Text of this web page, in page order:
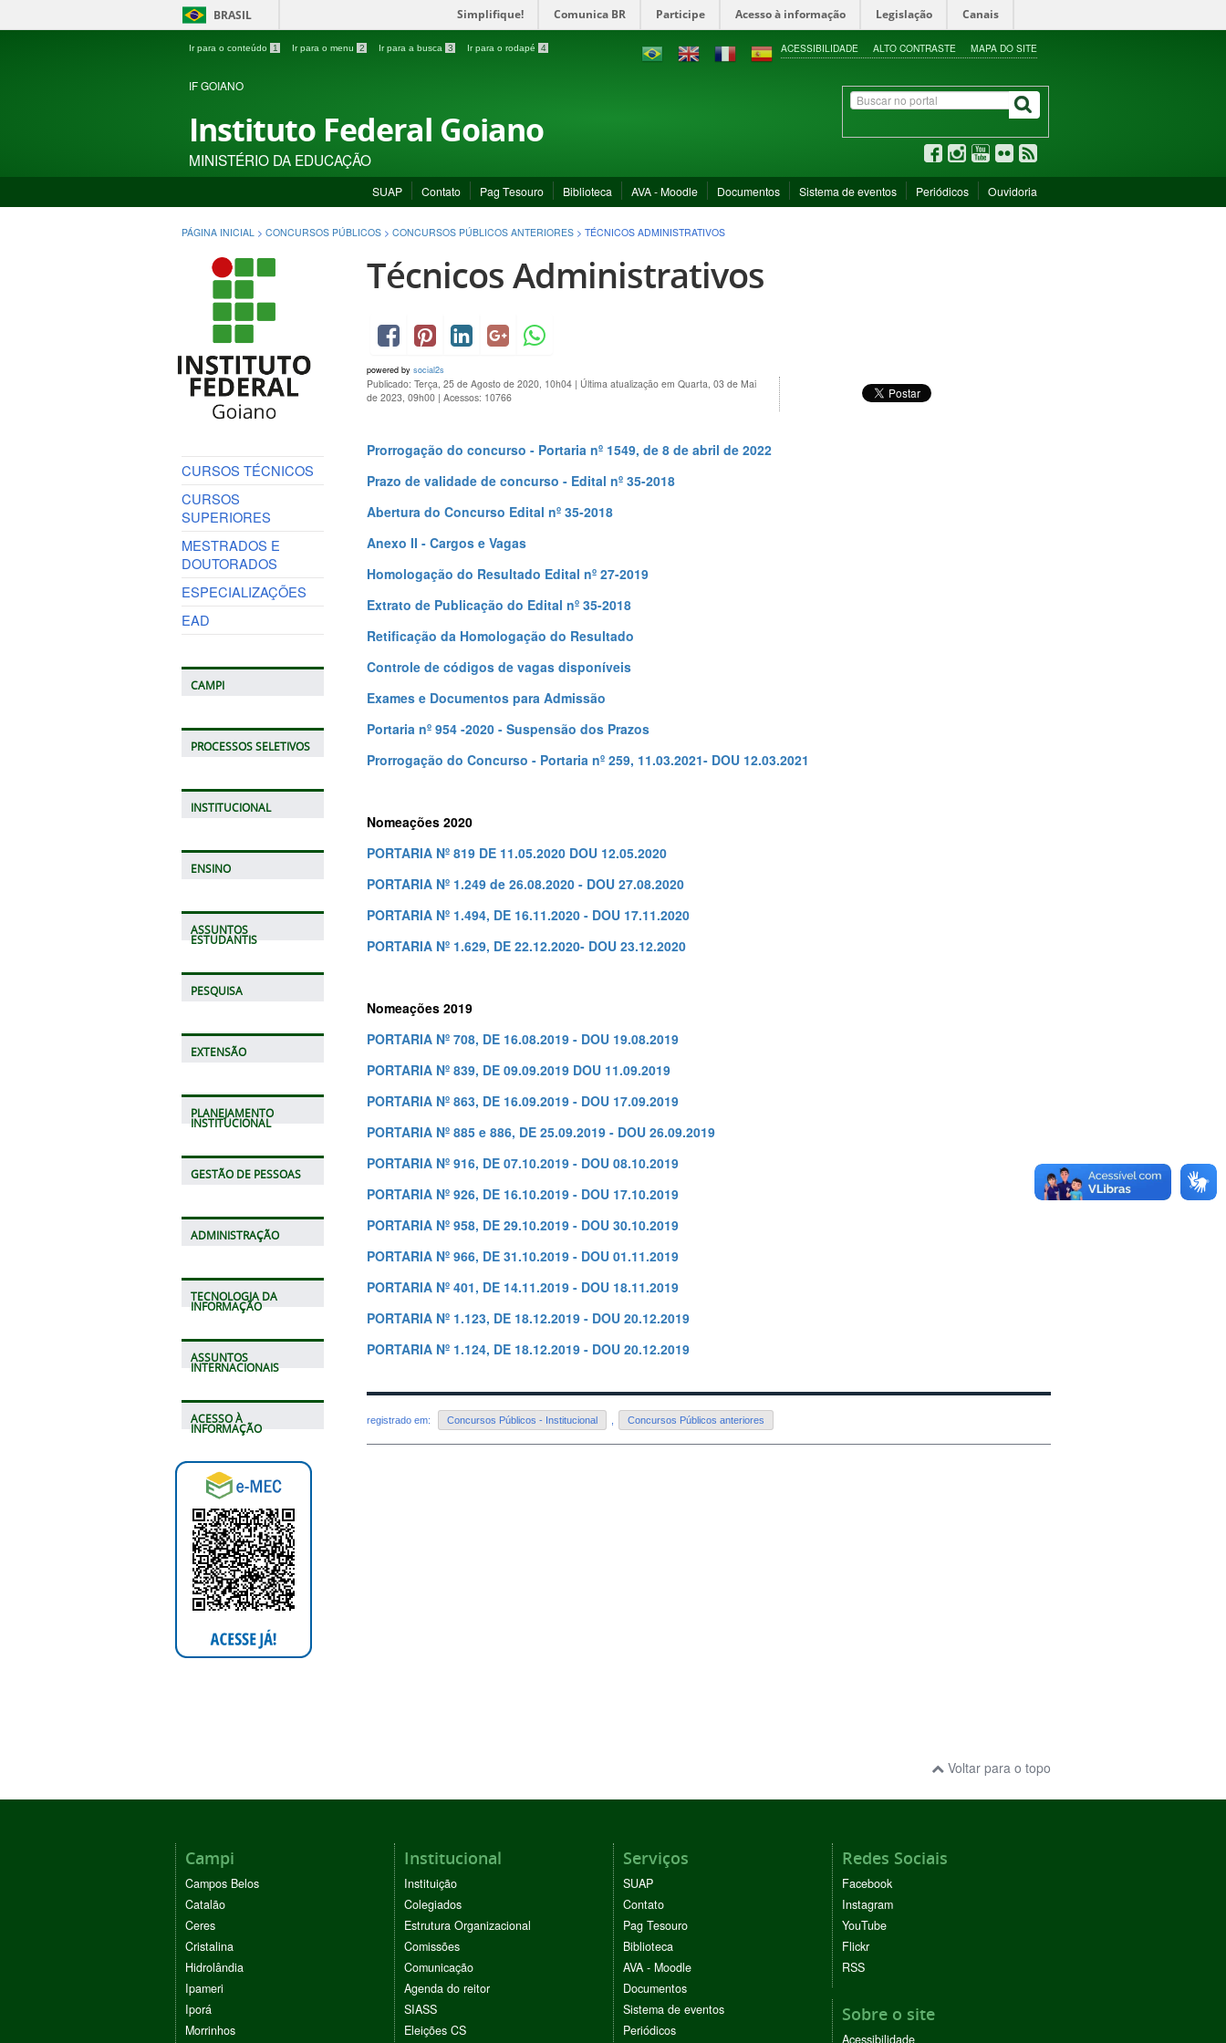
BRASIL Simplifique! Comunica BR Participe Acesso à informação Legislação Canais
Ir para o conteúdo 1 Ir para o menu 2 Ir para a busca 3 Ir para o rodapé 4 ACESSIBILIDADE ALTO CONTRASTE MAPA DO SITE
IF GOIANO
Instituto Federal Goiano
MINISTÉRIO DA EDUCAÇÃO
SUAP Contato Pag Tesouro Biblioteca AVA - Moodle Documentos Sistema de eventos Periódicos Ouvidoria
PÁGINA INICIAL > CONCURSOS PÚBLICOS > CONCURSOS PÚBLICOS ANTERIORES > TÉCNICOS ADMINISTRATIVOS
CURSOS TÉCNICOS
CURSOS
SUPERIORES
MESTRADOS E
DOUTORADOS
ESPECIALIZAÇÕES
EAD
CAMPI
PROCESSOS SELETIVOS
INSTITUCIONAL
ENSINO
ASSUNTOS
ESTUDANTIS
PESQUISA
EXTENSÃO
PLANEJAMENTO
INSTITUCIONAL
GESTÃO DE PESSOAS
ADMINISTRAÇÃO
TECNOLOGIA DA
INFORMAÇÃO
ASSUNTOS
INTERNACIONAIS
ACESSO À
INFORMAÇÃO
Técnicos Administrativos
powered by social2s
Publicado: Terça, 25 de Agosto de 2020, 10h04 | Última atualização em Quarta, 03 de Mai
de 2023, 09h00 | Acessos: 10766
Prorrogação do concurso - Portaria nº 1549, de 8 de abril de 2022
Prazo de validade de concurso - Edital nº 35-2018
Abertura do Concurso Edital nº 35-2018
Anexo II - Cargos e Vagas
Homologação do Resultado Edital nº 27-2019
Extrato de Publicação do Edital nº 35-2018
Retificação da Homologação do Resultado
Controle de códigos de vagas disponíveis
Exames e Documentos para Admissão
Portaria nº 954 -2020 - Suspensão dos Prazos
Prorrogação do Concurso - Portaria nº 259, 11.03.2021- DOU 12.03.2021
Nomeações 2020
PORTARIA Nº 819 DE 11.05.2020 DOU 12.05.2020
PORTARIA Nº 1.249 de 26.08.2020 - DOU 27.08.2020
PORTARIA Nº 1.494, DE 16.11.2020 - DOU 17.11.2020
PORTARIA Nº 1.629, DE 22.12.2020- DOU 23.12.2020
Nomeações 2019
PORTARIA Nº 708, DE 16.08.2019 - DOU 19.08.2019
PORTARIA Nº 839, DE 09.09.2019 DOU 11.09.2019
PORTARIA Nº 863, DE 16.09.2019 - DOU 17.09.2019
PORTARIA Nº 885 e 886, DE 25.09.2019 - DOU 26.09.2019
PORTARIA Nº 916, DE 07.10.2019 - DOU 08.10.2019
PORTARIA Nº 926, DE 16.10.2019 - DOU 17.10.2019
PORTARIA Nº 958, DE 29.10.2019 - DOU 30.10.2019
PORTARIA Nº 966, DE 31.10.2019 - DOU 01.11.2019
PORTARIA Nº 401, DE 14.11.2019 - DOU 18.11.2019
PORTARIA Nº 1.123, DE 18.12.2019 - DOU 20.12.2019
PORTARIA Nº 1.124, DE 18.12.2019 - DOU 20.12.2019
registrado em: Concursos Públicos - Institucional Concursos Públicos anteriores
Voltar para o topo
Campi
Campos Belos
Catalão
Ceres
Cristalina
Hidrolândia
Ipameri
Iporá
Morrinhos
Institucional
Instituição
Colegiados
Estrutura Organizacional
Comissões
Comunicação
Agenda do reitor
SIASS
Eleições CS
Serviços
SUAP
Contato
Pag Tesouro
Biblioteca
AVA - Moodle
Documentos
Sistema de eventos
Periódicos
Redes Sociais
Facebook
Instagram
YouTube
Flickr
RSS
Sobre o site